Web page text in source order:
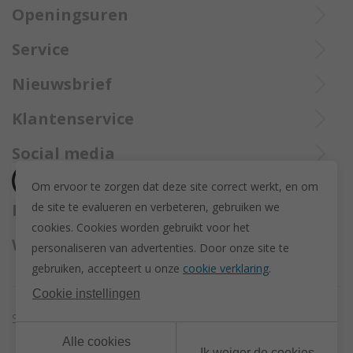
opgestuurd met Bpost.
Ieperstraat 3
057 33 34 61
info@juwelennevejan.be
Openingsuren
Di tot Zat : 10u tot 12u en 13u30 tot 18u
Service
Bel Trollbeadsonlineservice op
+32 057 33 34 61
of bereik ons viamail
Nieuwsbrief
Alles over nieuwe Trollbeadsproducten en acties te weten
(Max. 2 e-mails per maand.)
Klantenservice
Over ons
Herroeping
Retourneren en ruilen
Privacy policy
Algemene voorwaarden
Disclaimer
Actievoorwaarden - Trollbeads GWP Paashanger
Social media
Betaalmethodes
Wij versturen met
Sitemap
Om ervoor te zorgen dat deze site correct werkt, en om
de site te evalueren en verbeteren, gebruiken we
cookies. Cookies worden gebruikt voor het
personaliseren van advertenties. Door onze site te
gebruiken, accepteert u onze cookie verklaring.
Cookie instellingen
Alle cookies